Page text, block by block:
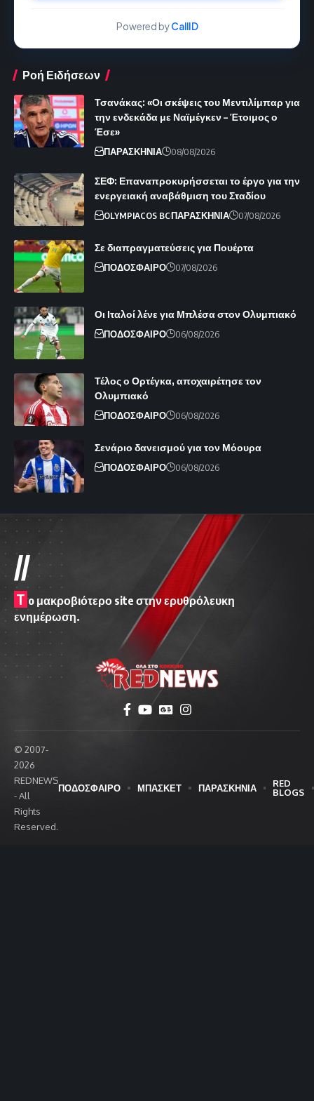
Powered byCallID
Ροή Ειδήσεων
Τσανάκας: «Οι σκέψεις του Μεντιλίμπαρ για
την ενδεκάδα με Ναϊμέγκεν – Έτοιμος ο
Έσε»
ΠΑΡΑΣΚΗΝΙΑ 08/08/2026
ΣΕΦ: Επαναπροκυρήσσεται το έργο για την
ενεργειακή αναβάθμιση του Σταδίου
OLYMPIACOS BCΠΑΡΑΣΚΗΝΙΑ 07/08/2026
Σε διαπραγματεύσεις για Πουέρτα
ΠΟΔΟΣΦΑΙΡΟ 07/08/2026
Οι Ιταλοί λένε για Μπλέσα στον Ολυμπιακό
ΠΟΔΟΣΦΑΙΡΟ 06/08/2026
Τέλος ο Ορτέγκα, αποχαιρέτησε τον
Ολυμπιακό
ΠΟΔΟΣΦΑΙΡΟ 06/08/2026
Σενάριο δανεισμού για τον Μόουρα
ΠΟΔΟΣΦΑΙΡΟ 06/08/2026
//
T o μακροβιότερο site στην ερυθρόλευκη
ενημέρωση.
© 2007-
2026
REDNEWS
- All
Rights
Reserved.
ΠΟΔΟΣΦΑΙΡΟ ΜΠΑΣΚΕΤ ΠΑΡΑΣΚΗΝΙΑ
RED
BLOGS